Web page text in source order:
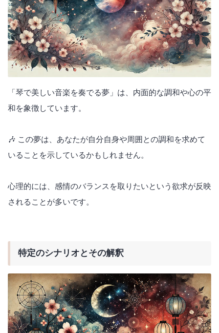
「琴で美しい音楽を奏でる夢」は、内面的な調和や心の平
和を象徴しています。
🎶 この夢は、あなたが自分自身や周囲との調和を求めて
いることを示しているかもしれません。
心理的には、感情のバランスを取りたいという欲求が反映
されることが多いです。
特定のシナリオとその解釈